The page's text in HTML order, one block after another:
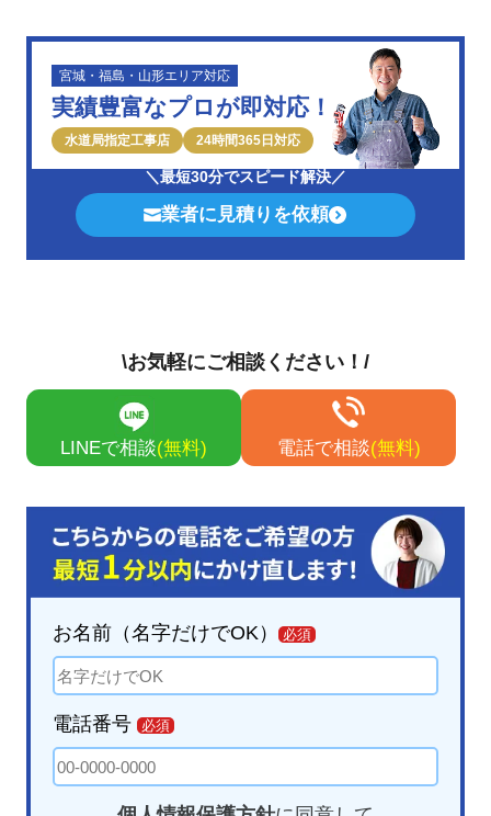
宮城・福島・山形エリア対応
実績豊富なプロが即対応！
水道局指定工事店 24時間365日対応
＼最短30分でスピード解決／
業者に見積りを依頼
\お気軽にご相談ください！/
LINEで相談(無料) 電話で相談(無料)
お名前（名字だけでOK） 必須
電話番号 必須